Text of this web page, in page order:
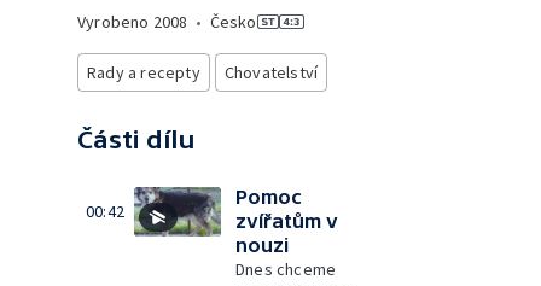
Vyrobeno 2008 • Česko
Rady a recepty Chovatelství
Části dílu
00:42
Pomoc
zvířatům v
nouzi
Dnes chceme